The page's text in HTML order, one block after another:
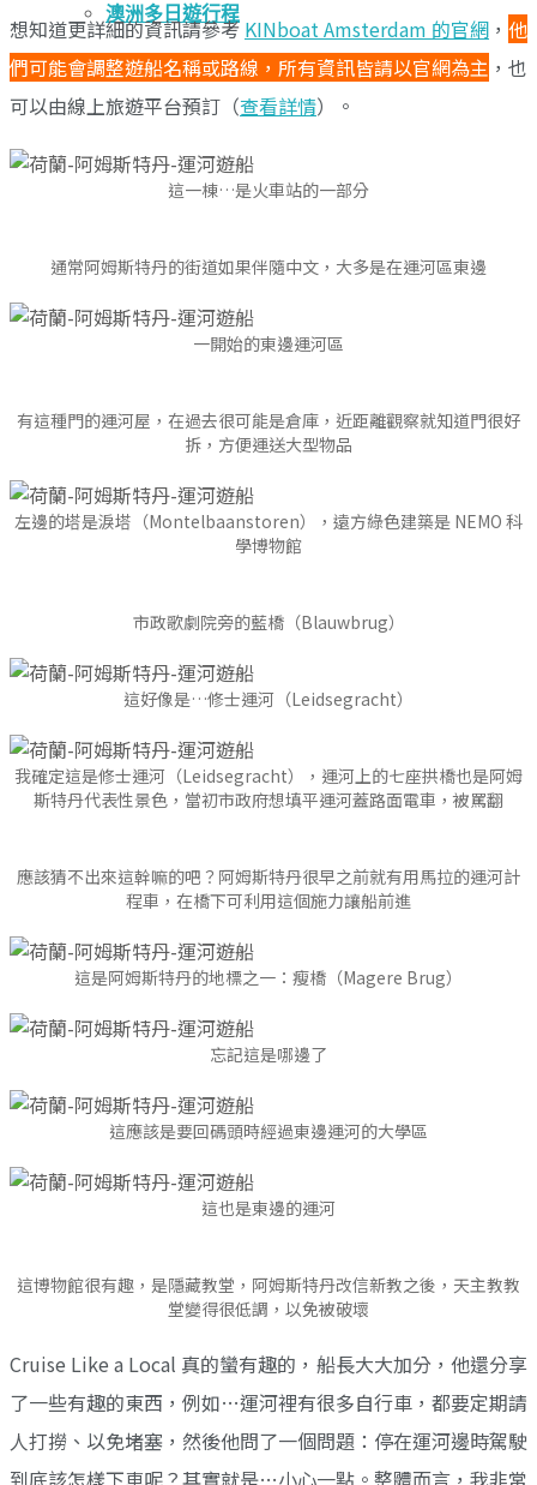
澳洲多日遊行程
旅遊準備
想知道更詳細的資訊請參考 KINboat Amsterdam 的官網 ， 他
們可能會調整遊船名稱或路線，所有資訊皆請以官網為主 ，也
可以由線上旅遊平台預訂（查看詳情）。
這一棟…是火車站的一部分
通常阿姆斯特丹的街道如果伴隨中文，大多是在運河區東邊
一開始的東邊運河區
有這種門的運河屋，在過去很可能是倉庫，近距離觀察就知道門很好
拆，方便運送大型物品
左邊的塔是淚塔（Montelbaanstoren），遠方綠色建築是 NEMO 科
學博物館
市政歌劇院旁的藍橋（Blauwbrug）
這好像是…修士運河（Leidsegracht）
我確定這是修士運河（Leidsegracht），運河上的七座拱橋也是阿姆
斯特丹代表性景色，當初市政府想填平運河蓋路面電車，被罵翻
應該猜不出來這幹嘛的吧？阿姆斯特丹很早之前就有用馬拉的運河計
程車，在橋下可利用這個施力讓船前進
這是阿姆斯特丹的地標之一：瘦橋（Magere Brug）
忘記這是哪邊了
這應該是要回碼頭時經過東邊運河的大學區
這也是東邊的運河
這博物館很有趣，是隱藏教堂，阿姆斯特丹改信新教之後，天主教教
堂變得很低調，以免被破壞
Cruise Like a Local 真的蠻有趣的，船長大大加分，他還分享
了一些有趣的東西，例如…運河裡有很多自行車，都要定期請
人打撈、以免堵塞，然後他問了一個問題：停在運河邊時駕駛